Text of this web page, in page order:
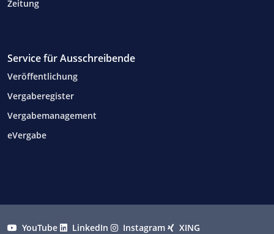
Zeitung
Service für Ausschreibende
Veröffentlichung
Vergaberegister
Vergabemanagement
eVergabe
YouTube LinkedIn Instagram XING